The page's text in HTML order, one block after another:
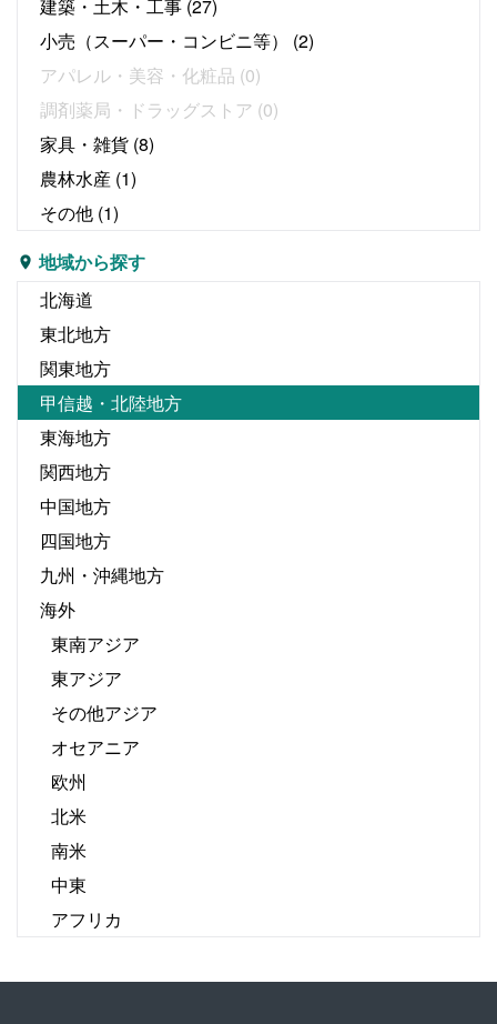
建築・土木・工事 (27)
小売（スーパー・コンビニ等）
(2)
アパレル・美容・化粧品 (0)
調剤薬局・ドラッグストア (0)
家具・雑貨 (8)
農林水産 (1)
その他 (1)
地域から探す
北海道
東北地方
関東地方
甲信越・北陸地方
東海地方
関西地方
中国地方
四国地方
九州・沖縄地方
海外
東南アジア
東アジア
その他アジア
オセアニア
欧州
北米
南米
中東
アフリカ